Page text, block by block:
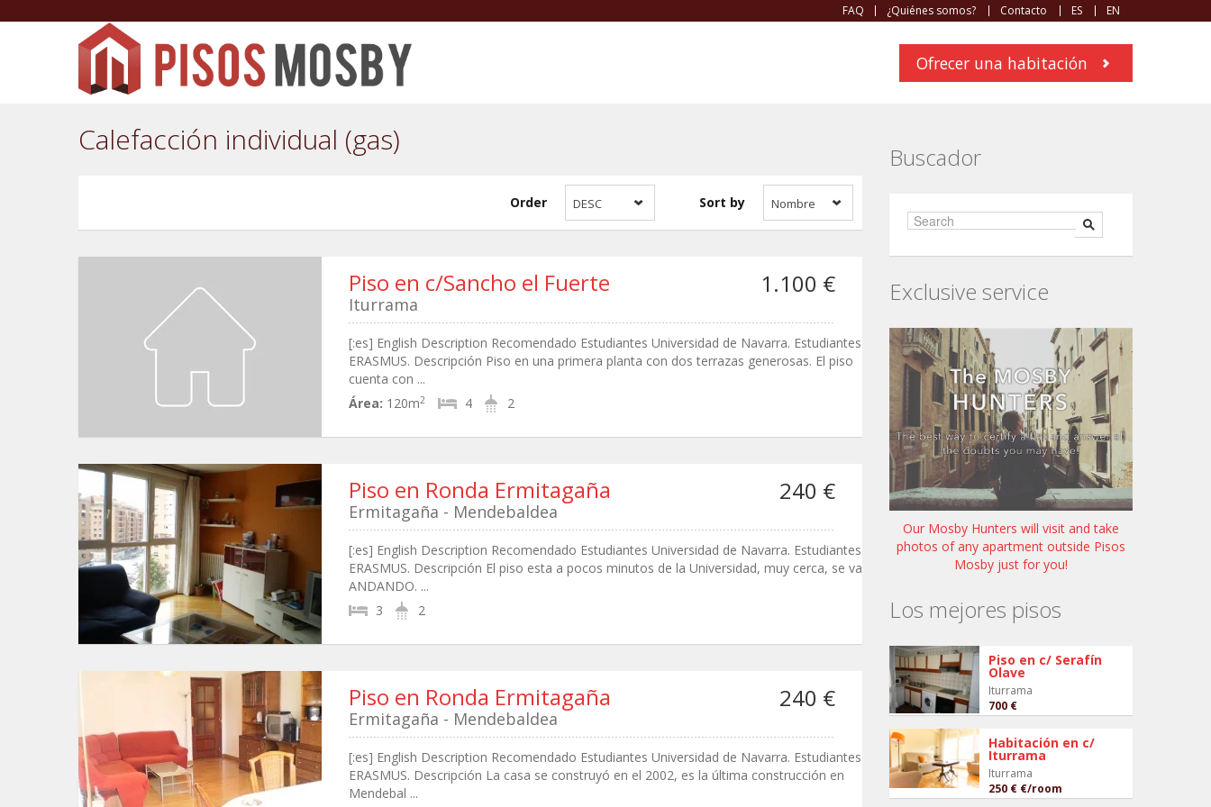
FAQ ¿Quiénes somos? Contacto ES EN
Ofrecer una habitación
Calefacción individual (gas)
Sort by Nombre
Order DESC
Piso en c/Sancho el Fuerte 1.100 €
Iturrama
[:es] English Description Recomendado Estudiantes Universidad de Navarra. Estudiantes
ERASMUS. Descripción Piso en una primera planta con dos terrazas generosas. El piso
cuenta con ...
Área: 120m2 4 2
Piso en Ronda Ermitagaña 240 €
Ermitagaña - Mendebaldea
[:es] English Description Recomendado Estudiantes Universidad de Navarra. Estudiantes
ERASMUS. Descripción El piso esta a pocos minutos de la Universidad, muy cerca, se va
ANDANDO. ...
3
2
Piso en Ronda Ermitagaña 240 €
Ermitagaña - Mendebaldea
[:es] English Description Recomendado Estudiantes Universidad de Navarra. Estudiantes
ERASMUS. Descripción La casa se construyó en el 2002, es la última construcción en
Mendebal ...
Buscador
Exclusive service
Our Mosby Hunters will visit and take
photos of any apartment outside Pisos
Mosby just for you!
Los mejores pisos
Piso en c/ Serafín
Olave
Iturrama
700 €
Habitación en c/
Iturrama
Iturrama
250 € €/room